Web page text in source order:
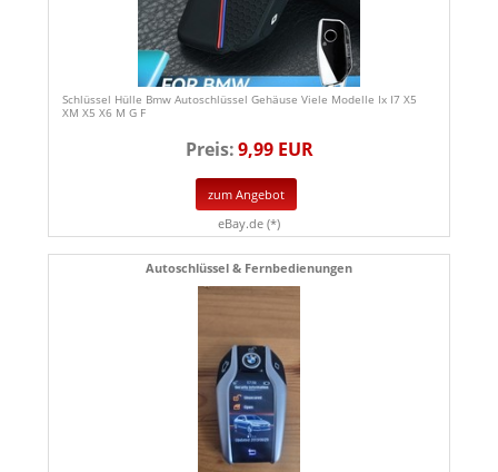
Schlüssel Hülle Bmw Autoschlüssel Gehäuse Viele Modelle Ix I7 X5
XM X5 X6 M G F
Preis:9,99 EUR
zum Angebot
eBay.de (*)
Autoschlüssel & Fernbedienungen